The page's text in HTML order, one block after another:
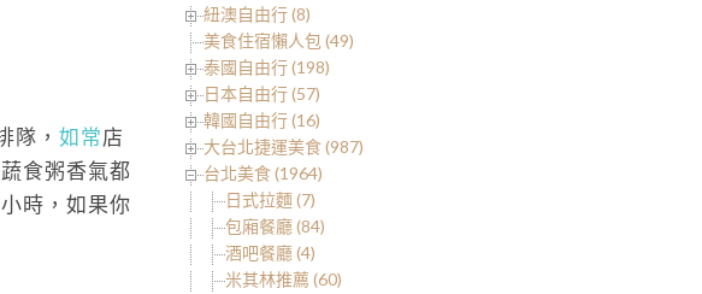
隊， 如常店
食粥香氣都
時，如果你
紐澳自由行 (8)
美食住宿懶人包 (49)
泰國自由行 (198)
日本自由行 (57)
韓國自由行 (16)
大台北捷運美食 (987)
台北美食 (1964)
日式拉麵 (7)
包廂餐廳 (84)
酒吧餐廳 (4)
米其林推薦 (60)